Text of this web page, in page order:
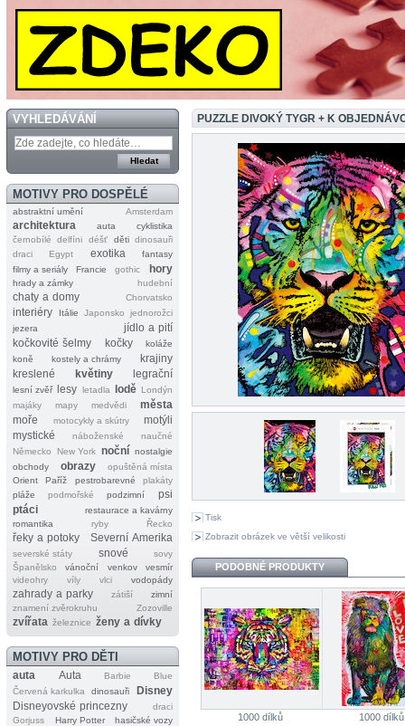
VYHLEDÁVÁNÍ
MOTIVY PRO DOSPĚLÉ
abstraktní umění Amsterdam
architektura auta
cyklistika
černobílé
delfíni déšť děti dinosauři
draci
Egypt exotika
fantasy
filmy a seriály
Francie gothic hory
hrady a zámky hudební
chaty a domy Chorvatsko
interiéry Itálie Japonsko
jednorožci
jezera
jídlo a pití
kočkovité šelmy
kočky
koláže
koně
kostely a chrámy
krajiny
kreslené
květiny legrační
lesní zvěř lesy letadla lodě Londýn
majáky
mapy medvědi
města
moře
motocykly a skútry
motýli
mystické
náboženské
naučné
Německo
New York noční nostalgie
obchody
obrazy
opuštěná místa
Orient
Paříž pestrobarevné
plakáty
pláže
podmořské podzimní
psi
ptáci
restaurace a kavárny
romantika
ryby Řecko
řeky a potoky Severní Amerika
severské státy snové
sovy
Španělsko
vánoční venkov
vesmír
videohry
víly vlci vodopády
zahrady a parky zátiší
zimní
znamení zvěrokruhu
Zozoville
zvířata železnice ženy a dívky
MOTIVY PRO DĚTI
auta Auta Barbie
Blue
Červená karkulka
dinosauři
Disney
Disneyovské princezny
draci
Gorjuss
Harry Potter
hasičské vozy
PUZZLE DIVOKÝ TYGR + K
Tisk
Zobrazit obrázek ve větší velikosti
PODOBNÉ PRODUKTY
1000 dílků 1000 dílků